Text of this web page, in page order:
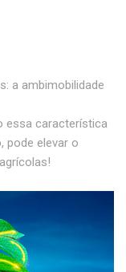
a ambimobilidade
essa característica
pode elevar o